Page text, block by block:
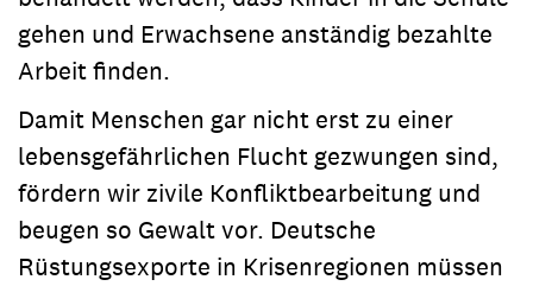
gehen und Erwachsene anständig bezahlte
Arbeit finden.
Damit Menschen gar nicht erst zu einer
lebensgefährlichen Flucht gezwungen sind,
fördern wir zivile Konfliktbearbeitung und
beugen so Gewalt vor. Deutsche
Rüstungsexporte in Krisenregionen müssen